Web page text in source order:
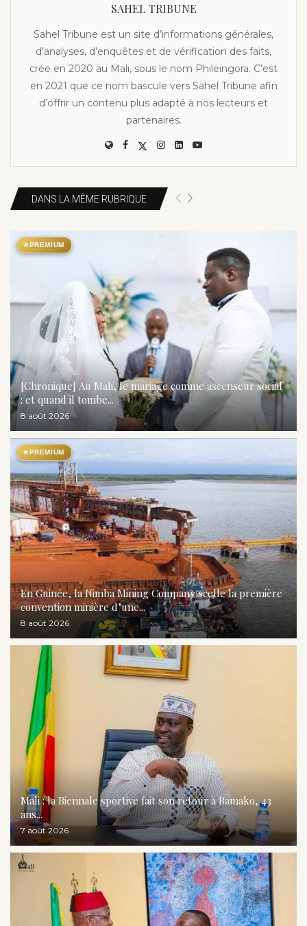
SAHEL TRIBUNE
Sahel Tribune est un site d’informations générales,
d’analyses, d’enquêtes et de vérification des faits,
crée en 2020 au Mali, sous le nom Phileingora. C’est
en 2021 que ce nom bascule vers Sahel Tribune afin
d’offrir un contenu plus adapté à nos lecteurs et
partenaires.
DANS LA MÊME RUBRIQUE
★PREMIUM
[Chronique] Au Mali, le mariage comme ascenseur social
: et quand il tombe...
8 août 2026
★PREMIUM
En Guinée, la Nimba Mining Company scelle la première
convention minière d’une...
8 août 2026
Mali : la Biennale sportive fait son retour à Bamako, 43
ans...
7 août 2026